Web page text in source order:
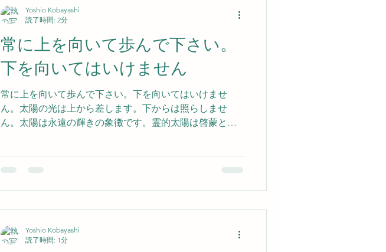
がって綴られていることを確信なさることです。
『シルバー・バーチの霊訓（6）』（近藤千雄訳）
常に上を向いて歩んで下さい。
下を向いてはいけません
常に上を向いて歩んで下さい。下を向いてはいけませ
ん。太陽の光は上から差します。下からは照らしませ
ん。太陽は永遠の輝きの象徴です。霊的太陽は啓蒙と活
忘れぬかぎり、何が起きようと意気消沈することはあり
ものでもありません。自分自身の生活の中で、実際の行
為によって体得しなければなりません。それは個性の内
無限の愛の抱擁カによって私たちを支えている力であ
Yoshio Kobayashi
読了時間: 2分
Yoshio Kobayashi
読了時間: 1分